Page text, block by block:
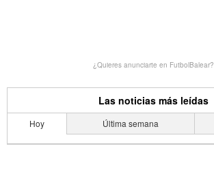
¿Quieres anunciarte en FutbolBalear?
Las noticias más leídas
Hoy Última semana